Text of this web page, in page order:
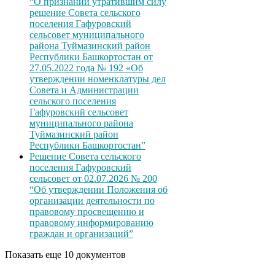
решение Совета сельского
поселения Гафуровский
сельсовет муниципального
района Туймазинский район
Республики Башкортостан от
27.05.2022 года № 192 «Об
утверждении номенклатуры дел
Совета и Администрации
сельского поселения
Гафуровский сельсовет
муниципального района
Туймазинский район
Республики Башкортостан”
Решение Совета сельского
поселения Гафуровский
сельсовет от 02.07.2026 № 200
“Об утверждении Положения об
организации деятельности по
правовому просвещению и
правовому информированию
граждан и организаций”
Показать еще 10 документов